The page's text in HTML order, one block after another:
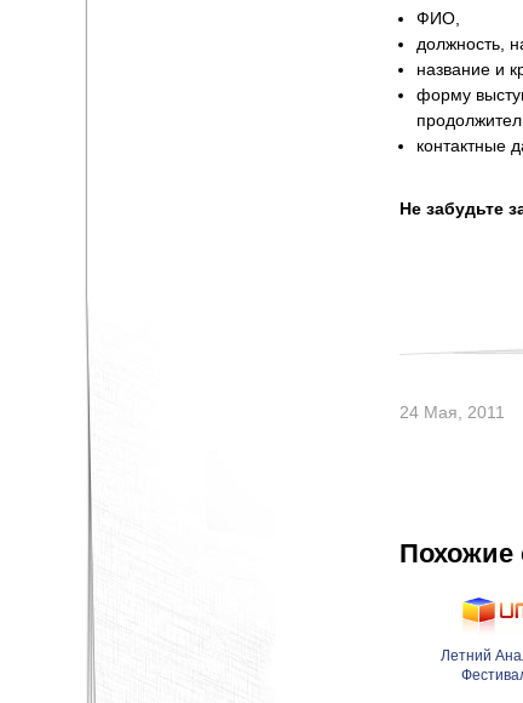
ФИО,
должность,
название и
форму
контактные
Не забудьте
24 Мая, 2011
Похожие
Летний